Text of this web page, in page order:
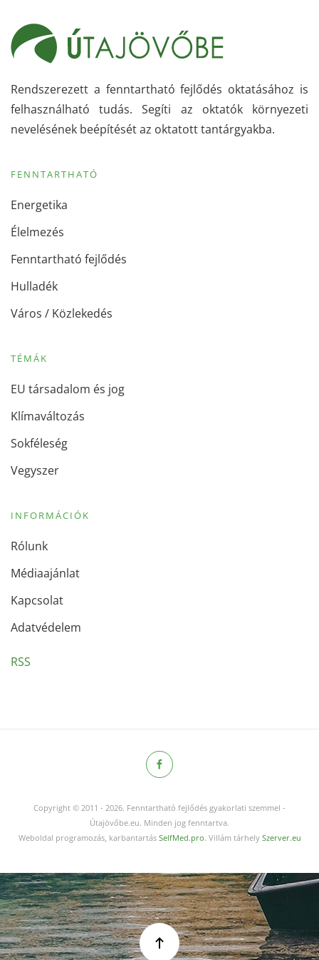
Rendszerezett a fenntartható fejlődés oktatásához is
felhasználható tudás. Segíti az oktatók környezeti
nevelésének beépítését az oktatott tantárgyakba.
FENNTARTHATÓ
Energetika
Élelmezés
Fenntartható fejlődés
Hulladék
Város / Közlekedés
TÉMÁK
EU társadalom és jog
Klímaváltozás
Sokféleség
Vegyszer
INFORMÁCIÓK
Rólunk
Médiaajánlat
Kapcsolat
Adatvédelem
RSS
Copyright © 2011 - 2026. Fenntartható fejlődés gyakorlati szemmel -
Útajövőbe.eu. Minden jog fenntartva.
Weboldal programozás, karbantartás SelfMed.pro. Villám tárhely Szerver.eu